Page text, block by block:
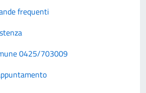
frequenti
0425/703009